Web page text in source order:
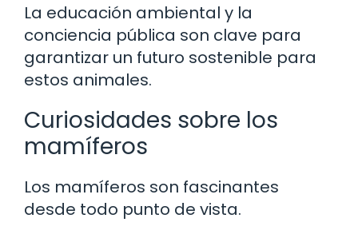
La educación ambiental y la
conciencia pública son clave para
garantizar un futuro sostenible para
estos animales.
Curiosidades sobre los
mamíferos
Los mamíferos son fascinantes
desde todo punto de vista.